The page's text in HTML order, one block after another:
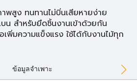
พสูง ทนทานไม่บิ่นเสียหายง่าย
น สำหรับยึดชิ้นงานเข้าด้วยกัน
พิ่มความแข็งแรง ใช้ได้กับงานไม้ทุก
ข้อมูลจำเพาะ